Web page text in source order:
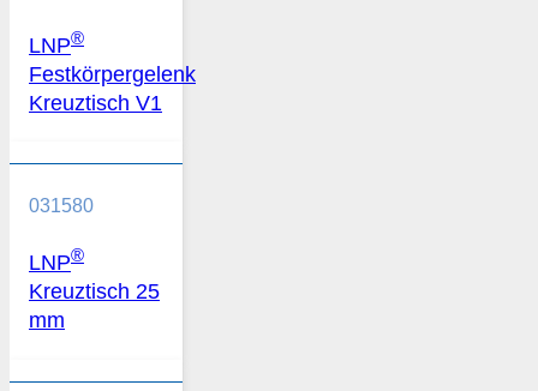
LNP®
Festkörpergelenk
Kreuztisch V1
031580
LNP®
Kreuztisch 25
mm